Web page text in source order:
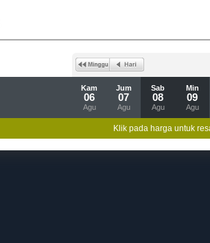
Kam
06
Agu
Jum
07
Agu
Sab
08
Agu
Min
09
Agu
Klik pada harga untuk